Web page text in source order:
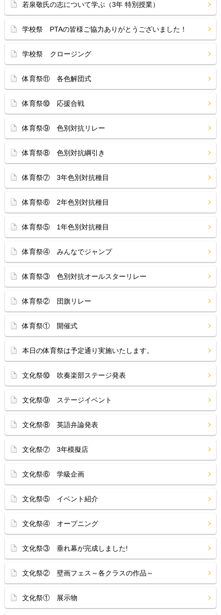
若泉敬氏の志について学ぶ（3年 特別授業）
学校祭 PTAの皆様ご協力ありがとうございました！
学校祭 クロージング
体育祭⑪ 各色解団式
体育祭⑩ 応援合戦
体育祭⑨ 色別対抗リレー
体育祭⑧ 色別対抗綱引き
体育祭⑦ 3年色別対抗種目
体育祭⑥ 2年色別対抗種目
体育祭⑤ 1年色別対抗種目
体育祭④ みんなでジャンプ
体育祭③ 色別対抗オールスターリレー
体育祭② 団旗リレー
体育祭① 開催式
本日の体育祭は予定通り実施いたします。
文化祭⑩ 吹奏楽部ステージ発表
文化祭⑨ ステージイベント
文化祭⑧ 英語弁論発表
文化祭⑦ 3年模擬店
文化祭⑥ 学級企画
文化祭⑤ イベント紹介
文化祭④ オープニング
文化祭③ 垂れ幕が完成しました!
文化祭② 壁画フェス～各クラスの作品～
文化祭① 展示物